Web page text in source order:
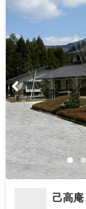
己高庵